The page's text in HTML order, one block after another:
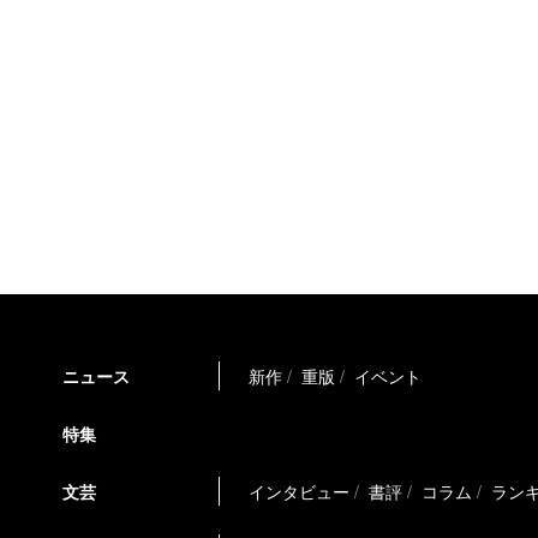
ニュース 新作 重版 イベント
特集
文芸 インタビュー 書評 コラム ラン